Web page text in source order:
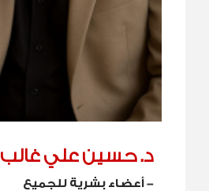
د. حسين علي غالب
-أعضاء بشرية للجميع